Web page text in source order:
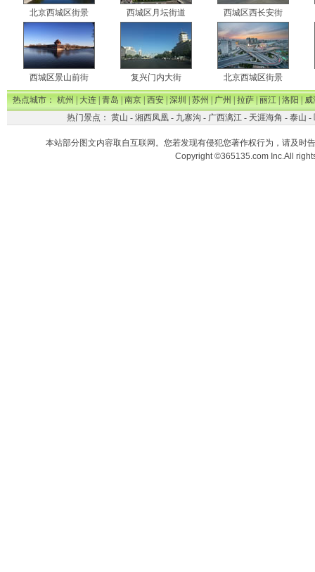
北京西城区街景 西城区月坛街道 西城区西长安街
西城区景山前街 复兴门内大街 北京西城区街景
热点城市：杭州|大连|青岛|南京|西安|深圳|苏州|广州|拉萨|丽江|洛阳|威
热门景点： 黄山 - 湘西凤凰- 九寨沟 - 广西漓江- 天涯海角 - 泰山 -
本站部分图文内容取自互联网。您若发现有侵犯您著作权行为，请及时
Copyright ©365135.com Inc.All